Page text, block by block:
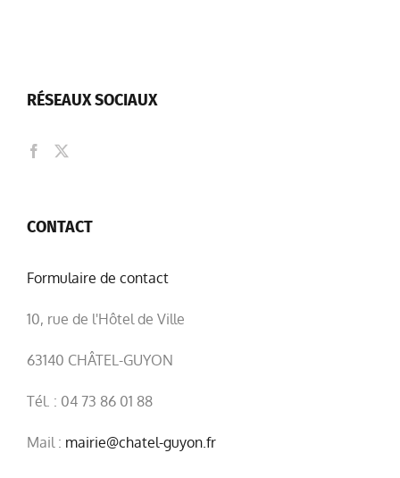
RÉSEAUX SOCIAUX
CONTACT
Formulaire de contact
10, rue de l'Hôtel de Ville
63140 CHÂTEL-GUYON
Tél. : 04 73 86 01 88
Mail : mairie@chatel-guyon.fr